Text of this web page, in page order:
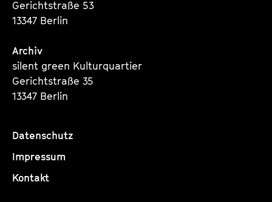
Gerichtstraße 53
13347 Berlin
Archiv
silent green Kulturquartier
Gerichtstraße 35
13347 Berlin
Datenschutz
Impressum
Kontakt